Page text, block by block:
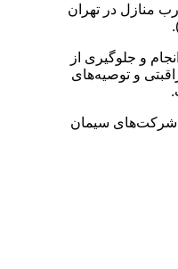
برای فردا چهارشنبه سوم دی ماه خبر داد و عنوان کرد: این طرح از ۶:۳۰ صبح تا ساعت ۲۰:۳۰ دقیقه از درب منازل در تهران
و جلوگیری از
و توصیه‌های
شرکت‌های سیمان